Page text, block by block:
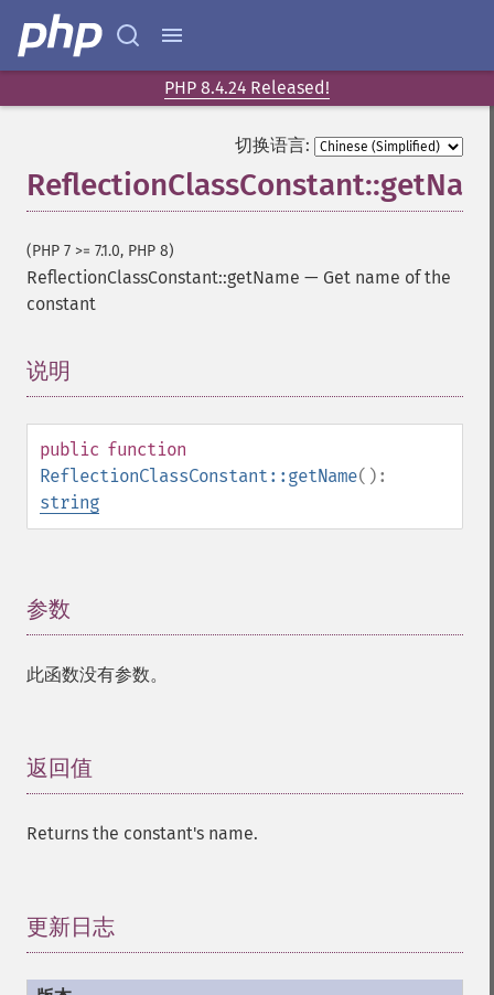
PHP 8.4.24 Released!
切换语言:
(PHP 7 >= 7.1.0, PHP 8)
ReflectionClassConstant::getName — Get name of the
constant
说明
public function
ReflectionClassConstant::getName():
string
参数
此函数没有参数。
返回值
Returns the constant's name.
更新日志